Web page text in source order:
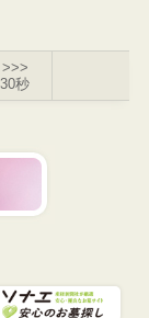
>>>
30秒